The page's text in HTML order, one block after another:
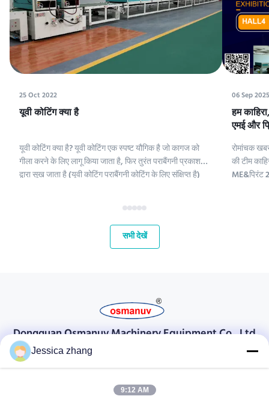
25 Oct 2022
यूवी कोटिंग क्या है
यूवी कोटिंग क्या है? यूवी कोटिंग एक स्पष्ट यौगिक है जो कागज को
गीला करने के लिए लागू किया जाता है, फिर तुरंत पराबैंगनी प्रकाश
द्वारा सूख जाता है (यूवी कोटिंग पराबैंगनी कोटिंग के लिए संक्षिप्त है)
कैओलिनिट शामिल हैं। इन यौगिकों को परिष्कृत क...
06 Sep 2025
हम
एमई और
रोमांचक
की टीम
ME&प्रिंट
सभी देखें
Dongguan Osmanuv Machinery Equipment Co., Ltd
डोंगगुआन ओस्मानुव मशीनरी उपकरण कं, लिमिटेड
Jessica zhang
9:12 AM